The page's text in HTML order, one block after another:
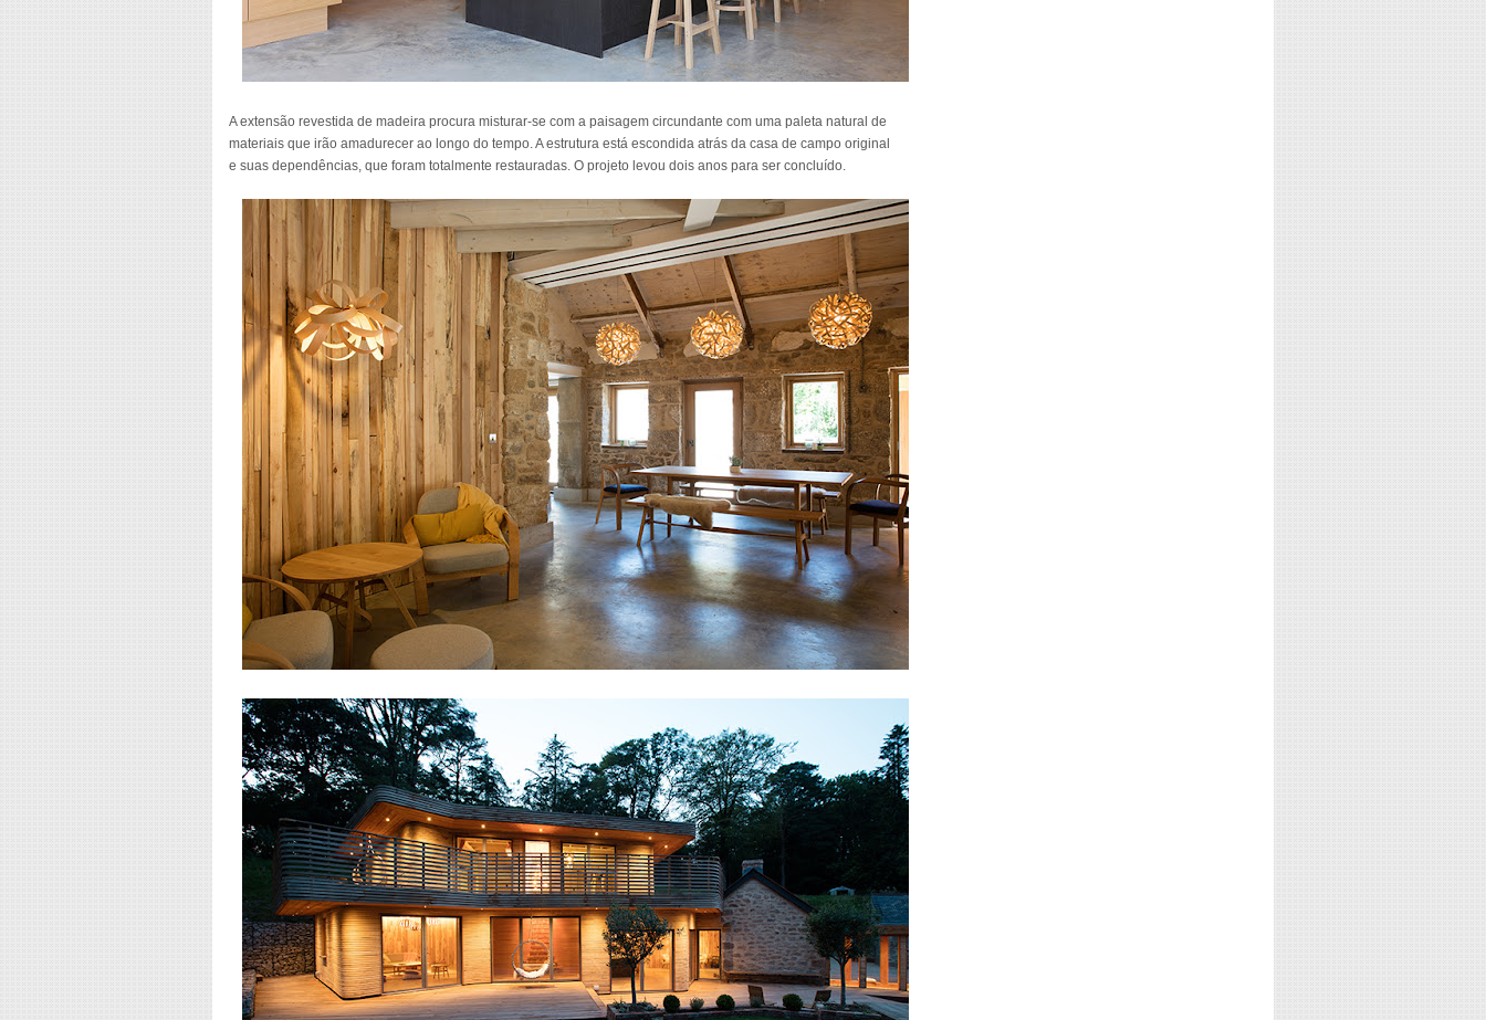
A extensão revestida de madeira procura misturar-se com a paisagem circundante com uma paleta natural de
materiais que irão amadurecer ao longo do tempo. A estrutura está escondida atrás da casa de campo original
e suas dependências, que foram totalmente restauradas. O projeto levou dois anos para ser concluído.